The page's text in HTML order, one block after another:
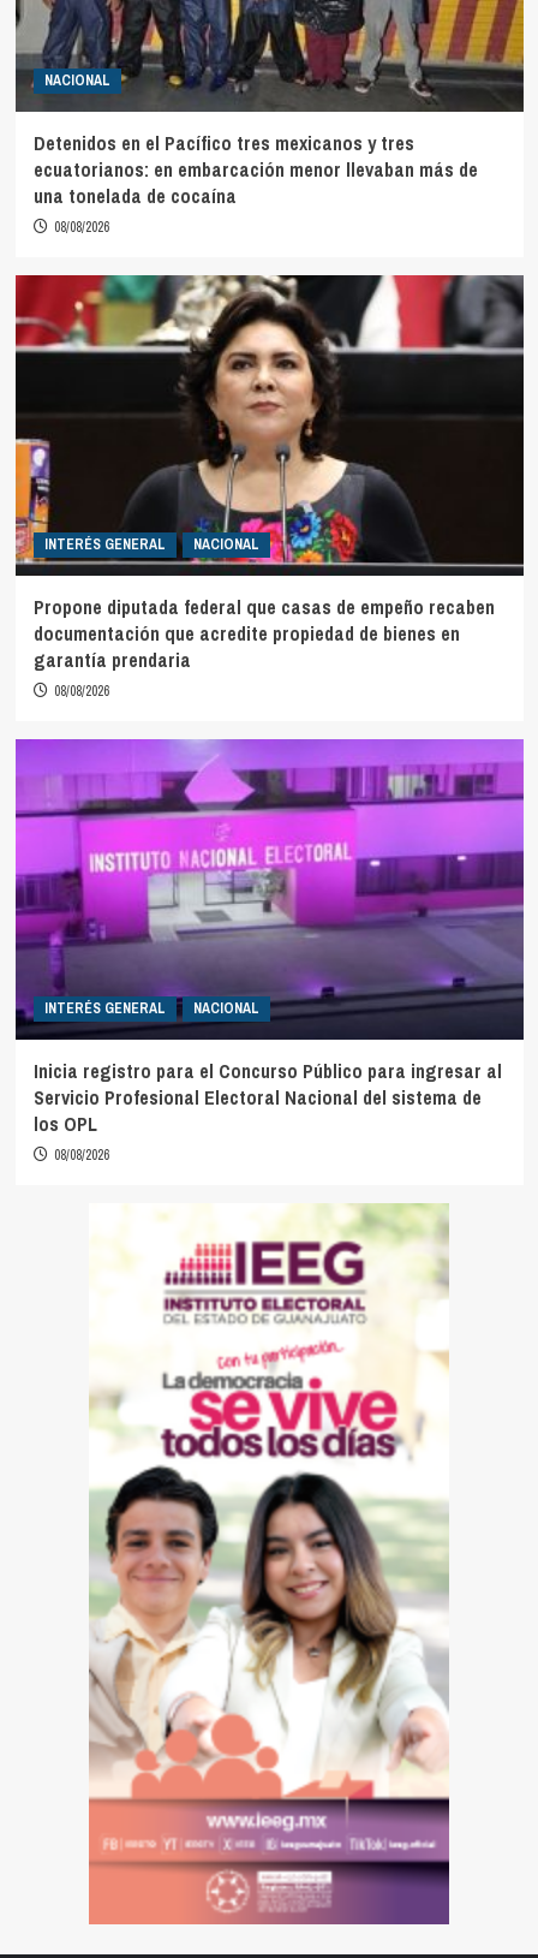
NACIONAL
Detenidos en el Pacífico tres mexicanos y tres
ecuatorianos: en embarcación menor llevaban más de
una tonelada de cocaína
08/08/2026
INTERÉS GENERAL NACIONAL
Propone diputada federal que casas de empeño recaben
documentación que acredite propiedad de bienes en
garantía prendaria
08/08/2026
INTERÉS GENERAL NACIONAL
Inicia registro para el Concurso Público para ingresar al
Servicio Profesional Electoral Nacional del sistema de
los OPL
08/08/2026